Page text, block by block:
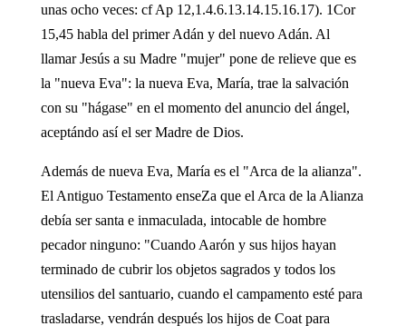
unas ocho veces: cf Ap 12,1.4.6.13.14.15.16.17). 1Cor
15,45 habla del primer Adán y del nuevo Adán. Al
llamar Jesús a su Madre "mujer" pone de relieve que es
la "nueva Eva": la nueva Eva, María, trae la salvación
con su "hágase" en el momento del anuncio del ángel,
aceptándo así el ser Madre de Dios.
Además de nueva Eva, María es el "Arca de la alianza".
El Antiguo Testamento enseZa que el Arca de la Alianza
debía ser santa e inmaculada, intocable de hombre
pecador ninguno: "Cuando Aarón y sus hijos hayan
terminado de cubrir los objetos sagrados y todos los
utensilios del santuario, cuando el campamento esté para
trasladarse, vendrán después los hijos de Coat para